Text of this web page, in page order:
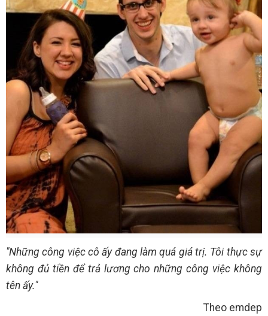
"Những công việc cô ấy đang làm quá giá trị. Tôi thực sự
không đủ tiền để trả lương cho những công việc không
tên ấy."
Theo emdep